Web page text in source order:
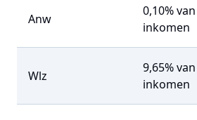
Anw
0,10%
inkomen
Wlz
9,65%
inkomen